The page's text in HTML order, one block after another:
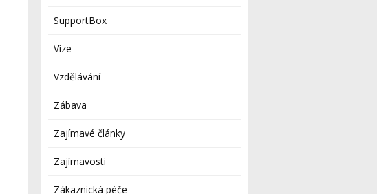
SupportBox
Vize
Vzdělávání
Zábava
Zajímavé články
Zajímavosti
Zákaznická péče